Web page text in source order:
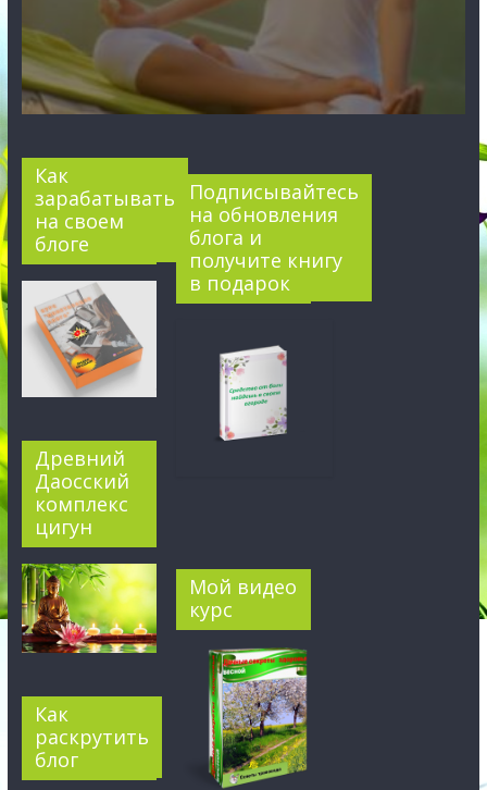
Как
зарабатывать
на своем
блоге
Древний
Даосский
комплекс
цигун
Как
раскрутить
блог
Подписывайтесь
на обновления
блога и
получите книгу
в подарок
Мой видео
курс